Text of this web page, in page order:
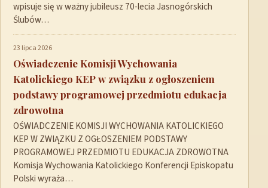
wpisuje się w ważny jubileusz 70-lecia Jasnogórskich
Ślubów…
23 lipca 2026
Oświadczenie Komisji Wychowania
Katolickiego KEP w związku z ogłoszeniem
podstawy programowej przedmiotu edukacja
zdrowotna
OŚWIADCZENIE KOMISJI WYCHOWANIA KATOLICKIEGO
KEP W ZWIĄZKU Z OGŁOSZENIEM PODSTAWY
PROGRAMOWEJ PRZEDMIOTU EDUKACJA ZDROWOTNA
Komisja Wychowania Katolickiego Konferencji Episkopatu
Polski wyraża…